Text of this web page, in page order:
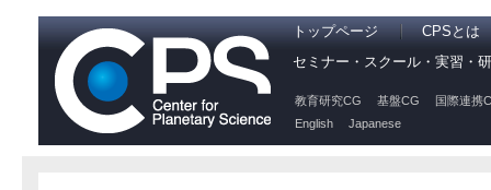
トップページ
CPSとは
セミナー・スクール・実習・
教育研究CG 基盤CG
国際連携
English
Japanese